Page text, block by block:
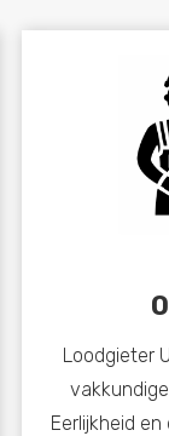
Loodgieter
Eerlijkheid